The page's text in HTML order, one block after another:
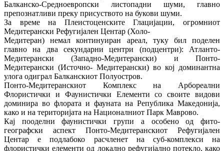
Балканско‐Средноевропски листопадни шуми, главно
препознатливи преку присуството на букови шуми.
За време на Плеистоценските Глацијации, огромниот
Медитерански Рефугијален Центар (Холо‐
Медитеран) немал континуиран ареал, туку бил поделен
главно на два секундарни центри (подцентри): Атланто‐
Медитерански (Западно‐Медитерански) и Понто‐
Медитерански (Источно‐ Медитерански) во кој доминантна
улога одиграл Балканскиот Полуостров.
Понто‐Медитеранскиот Комплекс на Арбореални
Флористички и Фаунистички Елементи со своите видови
доминира во флората и фауната на Република Македонија,
како и на територијата на Националниот Парк Маврово.
Кај пооделни фаунистички групи а особено од фито‐
географски аспект Понто‐Медитеранскиот Рефугијален
Центар е подлабоко расчленет на суб‐комплекси на
флористички елементи од локално рефугијално потекло, како